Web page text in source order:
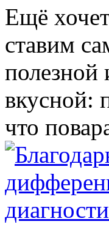
Ещё
ставим
вкусной:
что